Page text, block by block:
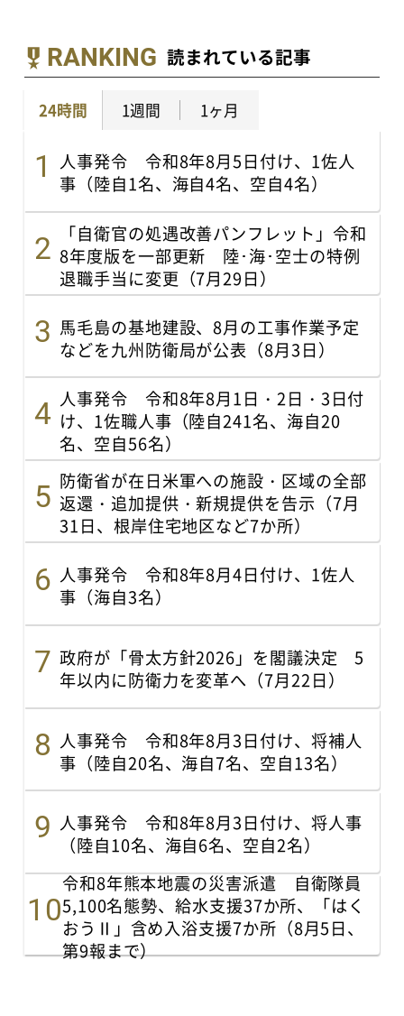
RANKING 読まれている記事
24時間 1週間 1ヶ月
人事発令 令和8年8月5日付け、1佐人
事（陸自1名、海自4名、空自4名）
「自衛官の処遇改善パンフレット」令和
8年度版を一部更新 陸･海･空士の特例
退職手当に変更（7月29日）
馬毛島の基地建設、8月の工事作業予定
などを九州防衛局が公表（8月3日）
人事発令 令和8年8月1日・2日・3日付
け、1佐職人事（陸自241名、海自20
名、空自56名）
防衛省が在日米軍への施設・区域の全部
返還・追加提供・新規提供を告示（7月
31日、根岸住宅地区など7か所）
人事発令 令和8年8月4日付け、1佐人
事（海自3名）
政府が「骨太方針2026」を閣議決定 5
年以内に防衛力を変革へ（7月22日）
人事発令 令和8年8月3日付け、将補人
事（陸自20名、海自7名、空自13名）
人事発令 令和8年8月3日付け、将人事
（陸自10名、海自6名、空自2名）
令和8年熊本地震の災害派遣 自衛隊員
5,100名態勢、給水支援37か所、「はく
おうⅡ」含め入浴支援7か所（8月5日、
第9報まで）